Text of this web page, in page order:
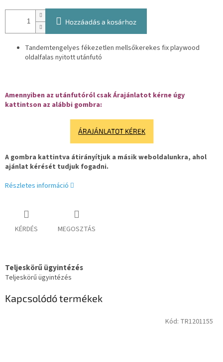
Hozzáadás a kosárhoz
Tandemtengelyes fékezetlen mellsőkerekes fix playwood
oldalfalas nyitott utánfutó
Amennyiben az utánfutóról csak Árajánlatot kérne úgy
kattintson az alábbi gombra:
ÁRAJÁNLATOT KÉREK
A gombra kattintva átirányítjuk a másik weboldalunkra, ahol
ajánlat kérését tudjuk fogadni.
Részletes információ
KÉRDÉS MEGOSZTÁS
Teljeskörű ügyintézés
Teljeskörű ügyintézés
Kapcsolódó termékek
Kód: TR1201155